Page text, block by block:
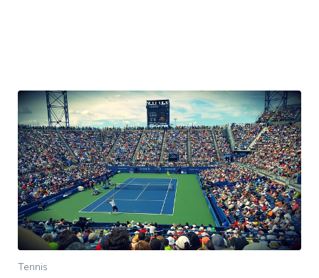
Tennis